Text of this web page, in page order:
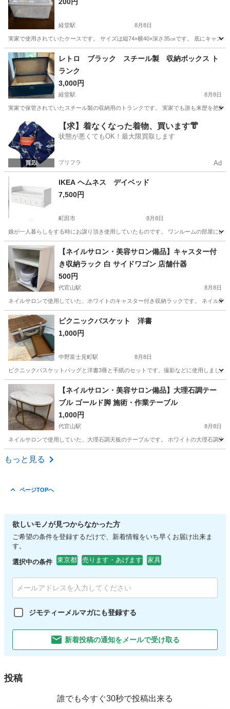
経堂駅 8月8日
実家で使用されていたケースです。 サイズは縦74×横40×深さ35㎝です。 底にキャス
東京 世田谷区 収納家具 ケース
レトロ ブラック スチール製 収納ボックス ト
ランク
3,000円
経堂駅 8月8日
実家で保管されていたスチール製の収納用のトランクです。 実家でも誰も来歴を把
東京 世田谷区 経堂駅 収納家具
【求】着なくなった着物、買います👘
状態が悪くてもOK！最大限買取します
プリフラ Ad
IKEA ヘムネス デイベッド
7,500円
町田市 8月8日
娘が一人暮らしをする時にお譲り頂き使用していたものです。 ワンルームの部屋に
東京 町田市 ベッド
【ネイルサロン・美容サロン備品】キャスター付
き収納ラック 白 サイドワゴン 店舗什器
500円
代官山駅 8月8日
ネイルサロンで使用していた、ホワイトのキャスター付き収納ラックです。 ネイル
東京 渋谷区 代官山駅 収納家具 ネイルサロン
ピクニックバスケット 洋書
1,000円
中野富士見町駅 8月8日
ピクニックバスケットバッグと洋書3冊と手紙のセットです。撮影などに使用しました
東京 中野区 中野富士見町駅 家具
【ネイルサロン・美容サロン備品】大理石調テー
ブル ゴールド脚 施術・作業テーブル
1,000円
代官山駅 8月8日
ネイルサロンで使用していた、大理石調天板のテーブルです。 ホワイトの大理石調
東京 渋谷区
もっと見る
ページTOPへ
欲しいモノが見つからなかった方
ご希望の条件を登録するだけで、新着情報をいち早くお届け出来ま
す。
選択中の条件 東京都 売ります・あげます 家具
ジモティーメルマガにも登録する
新着投稿の通知をメールで受け取る
投稿
誰でも今すぐ30秒で投稿出来る